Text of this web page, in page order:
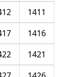
1411
1416
1421